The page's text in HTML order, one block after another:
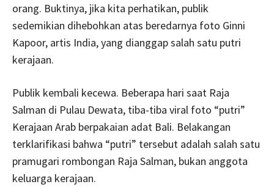
orang. Buktinya, jika kita perhatikan, publik
sedemikian dihebohkan atas beredarnya foto Ginni
Kapoor, artis India, yang dianggap salah satu putri
kerajaan.
Publik kembali kecewa. Beberapa hari saat Raja
Salman di Pulau Dewata, tiba-tiba viral foto “putri”
Kerajaan Arab berpakaian adat Bali. Belakangan
terklarifikasi bahwa “putri” tersebut adalah salah satu
pramugari rombongan Raja Salman, bukan anggota
keluarga kerajaan.